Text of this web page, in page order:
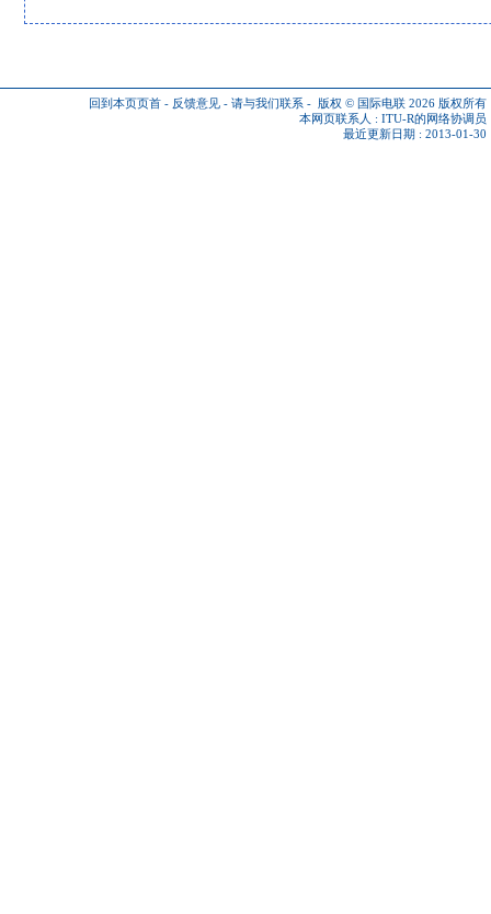
回到本页页首 - 反馈意见 - 请与我们联系 - 版权 © 国际电联 2026 版权所有
本网页联系人 : ITU-R的网络协调员
最近更新日期 : 2013-01-30